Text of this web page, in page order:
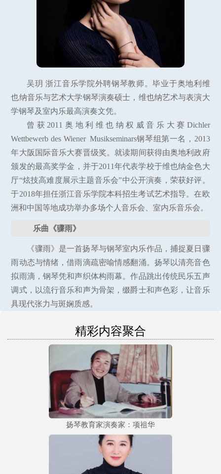
吴玥 浙江音乐学院外聘钢琴教师。毕业于奥地利维
也纳音乐与艺术大学钢琴演奏硕士，维也纳艺术与表演大
学钢琴及室内乐最高演奏文凭。
曾获2011奥地利维也纳权威音乐大赛Dichler
Wettbewerb des Wiener Musikseminars钢琴组第一名，2013
年大阪国际音乐大赛晋级奖。就读期间获得由奥地利政府
颁发的最高奖学金，并于2011年代表学校于维也纳金色大
厅“炫技高难度展示主题音乐会”中公开演奏，荣获好评。
于2018年担任浙江音乐学院本科招生考试艺术指导。在欧
洲和中国等地成功举办多场个人音乐会、室内乐音乐会。
乐曲《骤雨》
《骤雨》是一首扬琴与钢琴室内乐作品，捕捉夏日骤
雨动态与情绪，借雨滴疏密喻情感翻涌。扬琴以清亮音色
拟雨滴，钢琴凭和声织体构雨幕。作品跳出传统民乐五声
调式，以流行音乐和声为骨架，缀爵士和声色彩，让音乐
具现代张力与斑娴质感。
精彩内容聚合
扬琴教育家演奏家：项祖华